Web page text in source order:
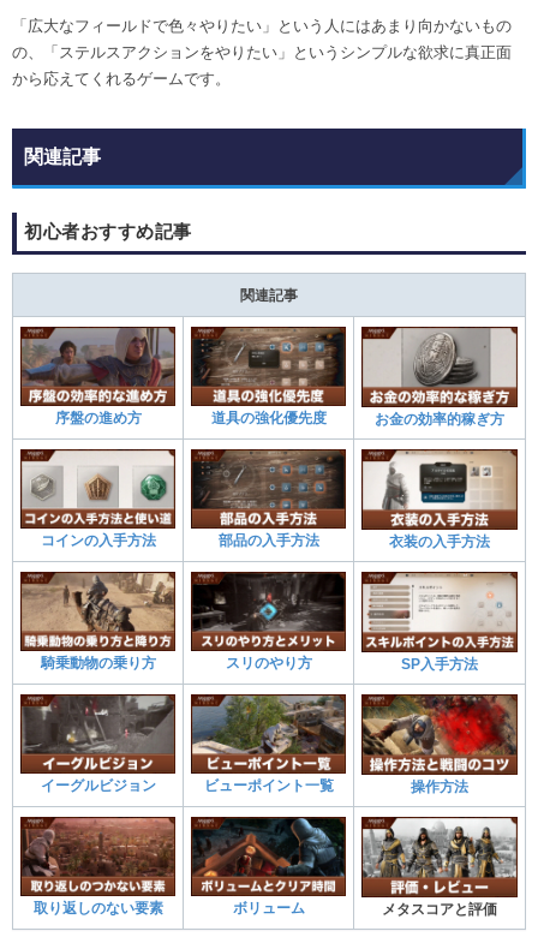
「広大なフィールドで色々やりたい」という人にはあまり向かないもの
の、「ステルスアクションをやりたい」というシンプルな欲求に真正面
から応えてくれるゲームです。
関連記事
初心者おすすめ記事
関連記事
序盤の進め方 道具の強化優先度 お金の効率的稼ぎ方
コインの入手方法 部品の入手方法 衣装の入手方法
騎乗動物の乗り方 スリのやり方 SP入手方法
イーグルビジョン ビューポイント一覧 操作方法
取り返しのない要素 ボリューム メタスコアと評価